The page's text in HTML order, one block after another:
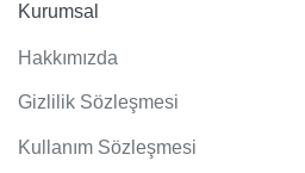
Kurumsal
Hakkımızda
Gizlilik Sözleşmesi
Kullanım Sözleşmesi